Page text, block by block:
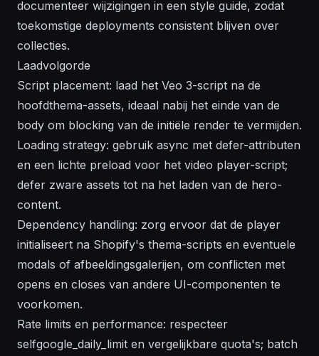
documenteer wijzigingen in een style guide, zodat
toekomstige deployments consistent blijven over
collecties.
Laadvolgorde
Script placement: laad het Veo 3-script na de
hoofdthema-assets, ideaal nabij het einde van de
body om blocking van de initiële render te vermijden.
Loading strategy: gebruik async met defer-attributen
en een lichte preload voor het video player-script;
defer zware assets tot na het laden van de hero-
content.
Dependency handling: zorg ervoor dat de player
initialiseert na Shopify's thema-scripts en eventuele
modals of afbeeldingsgalerijen, om conflicten met
opens en closes van andere UI-componenten te
voorkomen.
Rate limits en performance: respecteer
selfgoogle_daily_limit en vergelijkbare quota's; batch